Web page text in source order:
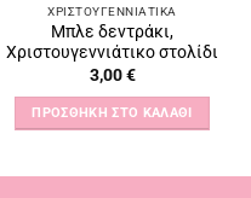
ΧΡΙΣΤΟΥΓΕΝΝΙΆΤΙΚΑ
Μπλε δεντράκι,
Χριστουγεννιάτικο στολίδι
3,00€
ΠΡΟΣΘΉΚΗ ΣΤΟ ΚΑΛΆΘΙ